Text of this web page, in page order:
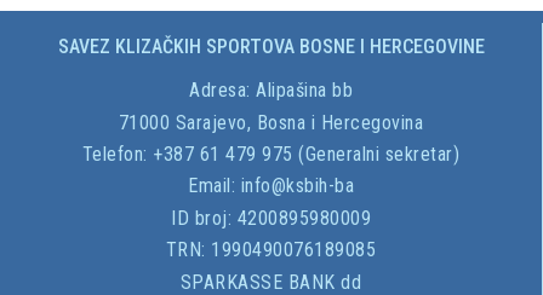
SAVEZ KLIZAČKIH SPORTOVA BOSNE I HERCEGOVINE
Adresa: Alipašina bb
71000 Sarajevo, Bosna i Hercegovina
Telefon: +387 61 479 975 (Generalni sekretar)
Email: info@ksbih-ba
ID broj: 4200895980009
TRN: 1990490076189085
SPARKASSE BANK dd